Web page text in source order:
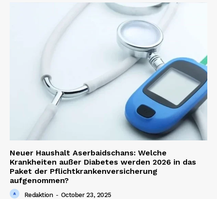
Neuer Haushalt Aserbaidschans: Welche
Krankheiten außer Diabetes werden 2026 in das
Paket der Pflichtkrankenversicherung
aufgenommen?
Redaktion - October 23, 2025